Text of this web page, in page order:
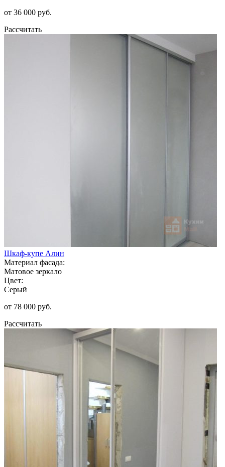
от 36 000 руб.
Рассчитать
Шкаф-купе Алин
Материал фасада:
Матовое зеркало
Цвет:
Серый
от 78 000 руб.
Рассчитать